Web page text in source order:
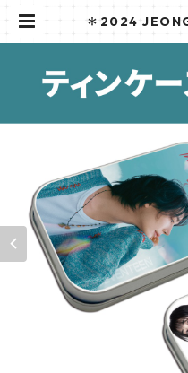
＊2024